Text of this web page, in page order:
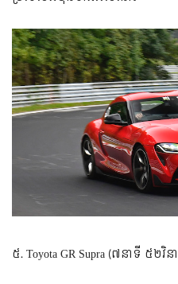
៥. Toyota GR Supra (៧នាទី ៥២វិន